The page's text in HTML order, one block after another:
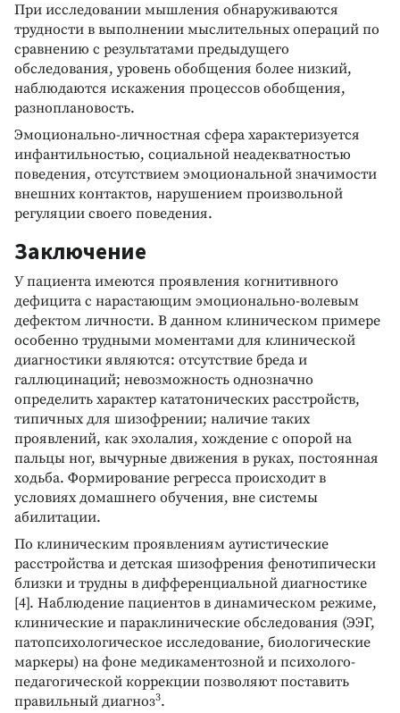
При исследовании мышления обнаруживаются
трудности в выполнении мыслительных операций по
сравнению с результатами предыдущего
обследования, уровень обобщения более низкий,
наблюдаются искажения процессов обобщения,
разноплановость.
Эмоционально-личностная сфера характеризуется
инфантильностью, социальной неадекватностью
поведения, отсутствием эмоциональной значимости
внешних контактов, нарушением произвольной
регуляции своего поведения.
Заключение
У пациента имеются проявления когнитивного
дефицита с нарастающим эмоционально-волевым
дефектом личности. В данном клиническом примере
особенно трудными моментами для клинической
диагностики являются: отсутствие бреда и
галлюцинаций; невозможность однозначно
определить характер кататонических расстройств,
типичных для шизофрении; наличие таких
проявлений, как эхолалия, хождение с опорой на
пальцы ног, вычурные движения в руках, постоянная
ходьба. Формирование регресса происходит в
условиях домашнего обучения, вне системы
абилитации.
По клиническим проявлениям аутистические
расстройства и детская шизофрения фенотипически
близки и трудны в дифференциальной диагностике
[4]. Наблюдение пациентов в динамическом режиме,
клинические и параклинические обследования (ЭЭГ,
патопсихологическое исследование, биологические
маркеры) на фоне медикаментозной и психолого-
педагогической коррекции позволяют поставить
правильный диагноз3.